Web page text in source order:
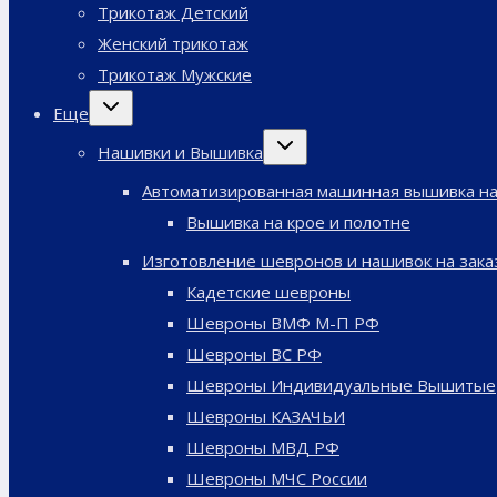
Трикотаж Детский
Женский трикотаж
Трикотаж Мужские
Еще
Переключить
Нашивки и Вышивка
Переключить
Автоматизированная машинная вышивка на
Вышивка на крое и полотне
Изготовление шевронов и нашивок на
Кадетские шевроны
Шевроны ВМФ М-П РФ
Шевроны ВС РФ
Шевроны Индивидуальные Вышитые
Шевроны КАЗАЧЬИ
Шевроны МВД РФ
Шевроны МЧС России